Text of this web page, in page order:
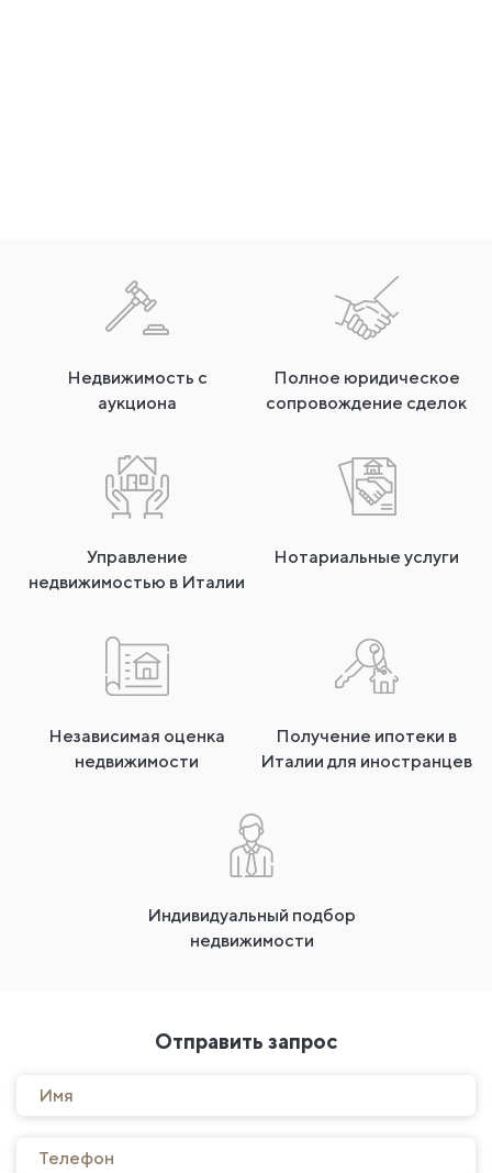
Недвижимость с
аукциона
Полное юридическое
сопровождение сделок
Управление
недвижимостью в Италии
Нотариальные услуги
Независимая оценка
недвижимости
Получение ипотеки в
Италии для иностранцев
Индивидуальный подбор
недвижимости
Отправить запрос